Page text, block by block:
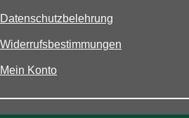
Datenschutzbelehrung
Widerrufsbestimmungen
Mein Konto